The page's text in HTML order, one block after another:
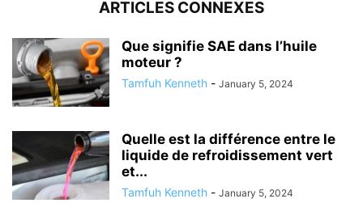
ARTICLES CONNEXES
Que signifie SAE dans l’huile
moteur ?
Tamfuh Kenneth - January 5, 2024
Quelle est la différence entre le
liquide de refroidissement vert
et...
Tamfuh Kenneth - January 5, 2024